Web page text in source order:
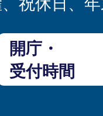
開庁・
受付時間